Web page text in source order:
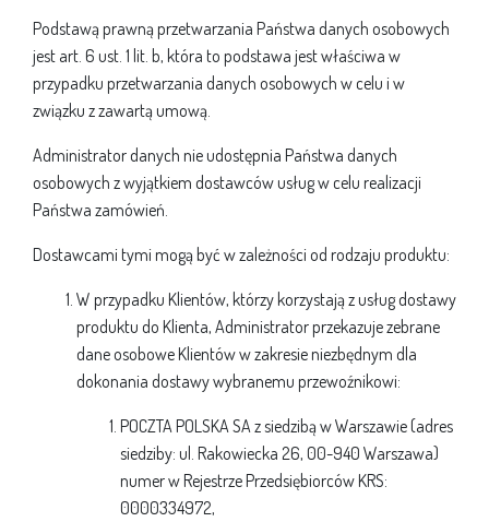
Podstawą prawną przetwarzania Państwa danych osobowych
jest art. 6 ust. 1 lit. b, która to podstawa jest właściwa w
przypadku przetwarzania danych osobowych w celu i w
związku z zawartą umową.
Administrator danych nie udostępnia Państwa danych
osobowych z wyjątkiem dostawców usług w celu realizacji
Państwa zamówień.
Dostawcami tymi mogą być w zależności od rodzaju produktu:
W przypadku Klientów, którzy korzystają z usług dostawy
produktu do Klienta, Administrator przekazuje zebrane
dane osobowe Klientów w zakresie niezbędnym dla
dokonania dostawy wybranemu przewoźnikowi:
POCZTA POLSKA SA z siedzibą w Warszawie (adres
siedziby: ul. Rakowiecka 26, 00-940 Warszawa)
numer w Rejestrze Przedsiębiorców KRS:
0000334972,